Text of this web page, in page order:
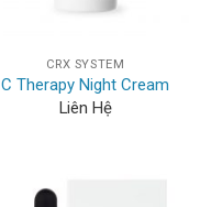
CRX SYSTEM
C Therapy Night Cream
Liên Hệ